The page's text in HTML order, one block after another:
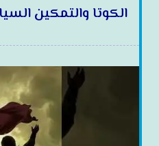
الكوتا والتمكين